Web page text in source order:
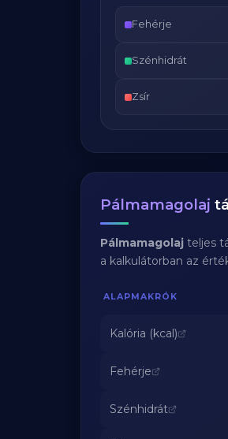
Fehérje
Szénhidrát
Zsír
Pálmamagolaj
Pálmamagolaj teljes
a kalkulátorban az
ALAPMAKRÓK
Kalória (kcal)
Fehérje
Szénhidrát